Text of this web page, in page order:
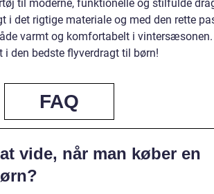
til moderne, funktionelle og stilfulde
i det rigtige materiale og med den rette
varmt og komfortabelt i
den bedste flyverdragt til børn!
FAQ
vide, når man køber en